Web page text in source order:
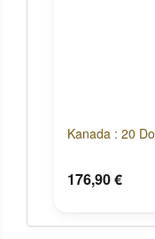
Kanada : 20
176,90 €